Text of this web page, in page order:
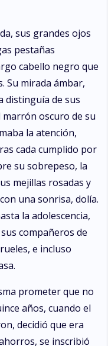
sus grandes ojos
pestañas
cabello negro que
Su mirada ámbar,
distinguía de sus
oscuro de su
la atención,
cada cumplido por
su sobrepeso, la
mejillas rosadas y
una sonrisa, dolía.
la adolescencia,
compañeros de
e incluso
prometer que no
años, cuando el
decidió que era
se inscribió